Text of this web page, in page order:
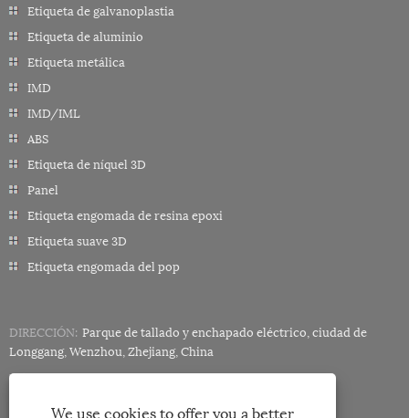
Etiqueta de galvanoplastia
Etiqueta de aluminio
Etiqueta metálica
IMD
IMD/IML
ABS
Etiqueta de níquel 3D
Panel
Etiqueta engomada de resina epoxi
Etiqueta suave 3D
Etiqueta engomada del pop
DIRECCIÓN: Parque de tallado y enchapado eléctrico, ciudad de
Longgang, Wenzhou, Zhejiang, China
Tel: +86-18858882057
Correo electrónico:
miley@minghonglabels.com
We use cookies to offer you a better